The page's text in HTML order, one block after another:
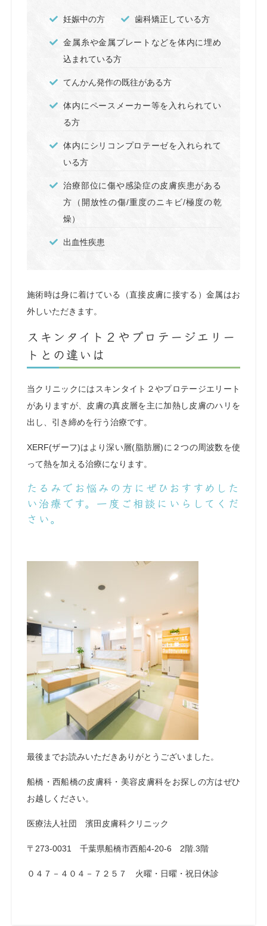
妊娠中の方 歯科矯正している方
金属糸や金属プレートなどを体内に埋め
込まれている方
てんかん発作の既往がある方
体内にペースメーカー等を入れられてい
る方
体内にシリコンプロテーゼを入れられて
いる方
治療部位に傷や感染症の皮膚疾患がある
方（開放性の傷/重度のニキビ/極度の乾
燥）
出血性疾患
施術時は身に着けている（直接皮膚に接する）金属はお
外しいただきます。
スキンタイト２やプロテージエリー
トとの違いは
当クリニックにはスキンタイト２やプロテージエリート
がありますが、皮膚の真皮層を主に加熱し皮膚のハリを
出し、引き締めを行う治療です。
XERF(ザーフ)はより深い層(脂肪層)に２つの周波数を使
って熱を加える治療になります。
たるみでお悩みの方にぜひおすすめした
い治療です。一度ご相談にいらしてくだ
さい。
最後までお読みいただきありがとうございました。
船橋・西船橋の皮膚科・美容皮膚科をお探しの方はぜひ
お越しください。
医療法人社団 濱田皮膚科クリニック
〒273-0031 千葉県船橋市西船4-20-6 2階.3階
０４７－４０４－７２５７ 火曜・日曜・祝日休診